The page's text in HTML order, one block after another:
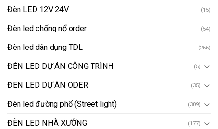
Đèn LED 12V 24V (15)
Đèn led chống nổ order (54)
Đèn led dân dụng TDL (255)
ĐÈN LED DỰ ÁN CÔNG TRÌNH (5)
ĐÈN LED DỰ ÁN ODER (35)
Đèn led đường phố (Street light) (309)
ĐÈN LED NHÀ XƯỞNG (177)